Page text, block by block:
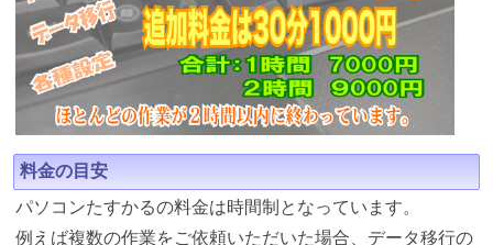
料金の目安
パソコンたすかるの料金は時間制となっています。
例えば複数の作業をご依頼いただいた場合、データ移行の